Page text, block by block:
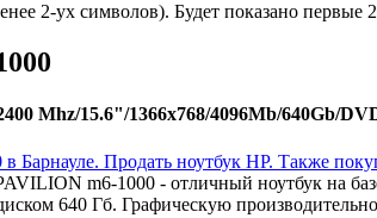
2-ух символов). Будет показано первые
Mhz/15.6"/1366x768/4096Mb/640Gb/
m6-1000 - отличный ноутбук на
640 Гб. Графическую